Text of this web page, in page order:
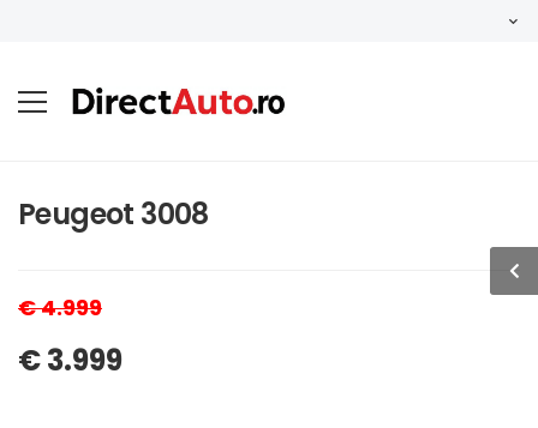
Peugeot 3008
€ 4.999
€ 3.999